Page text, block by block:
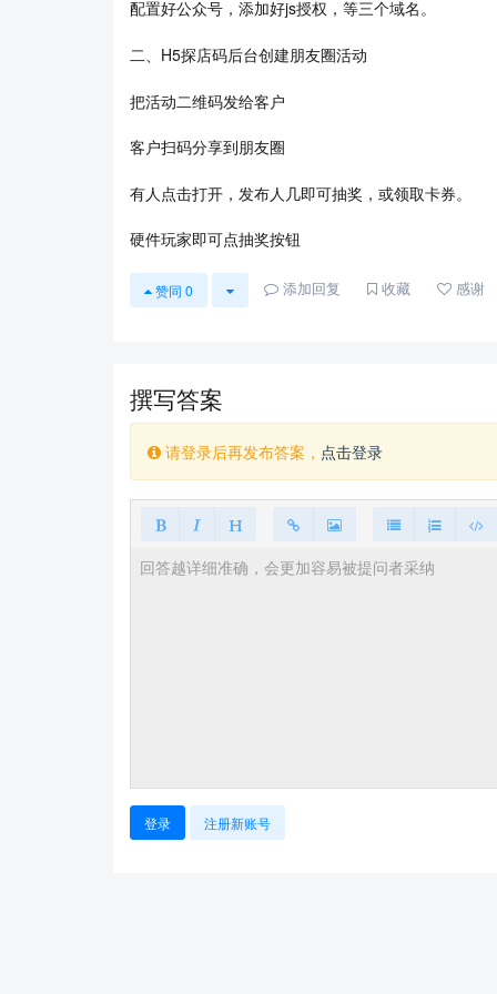
配置好公众号，添加好js授权，等三个域名。
二、H5探店码后台创建朋友圈活动
把活动二维码发给客户
客户扫码分享到朋友圈
有人点击打开，发布人几即可抽奖，或领取卡券。
硬件玩家即可点抽奖按钮
赞同 0 添加回复 收藏 感谢
撰写答案
请登录后再发布答案， 点击登录
登录 注册新账号